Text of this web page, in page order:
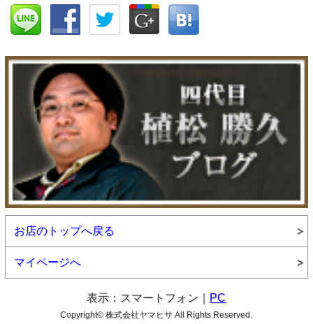
お店のトップへ戻る
マイページへ
表示：スマートフォン｜ PC
Copyright© 株式会社ヤマヒサ All Rights Reserved.